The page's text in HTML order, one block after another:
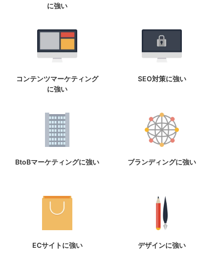
に強い
コンテンツマーケティング
に強い
SEO対策に強い
BtoBマーケティングに強い ブランディングに強い
ECサイトに強い デザインに強い